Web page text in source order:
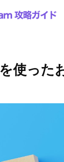
使った